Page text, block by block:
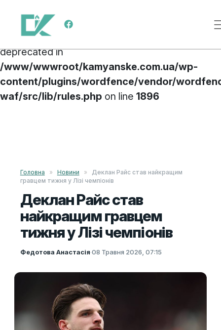
Deprecated
: preg_replace(): Passing null to
parameter #3 ($subject) of type array|string is
deprecated in
/www/wwwroot/kamyanske.com.ua/wp-
content/plugins/wordfence/vendor/
waf/src/lib/rules.php on line 1896
Main Navigation
Головна » Новини »
Деклан Райс став найкращим
гравцем тижня у Лізі чемпіонів
Деклан Райс став
найкращим гравцем
тижня у Лізі чемпіонів
Федотова Анастасія·08 Травня 2026, 07:15